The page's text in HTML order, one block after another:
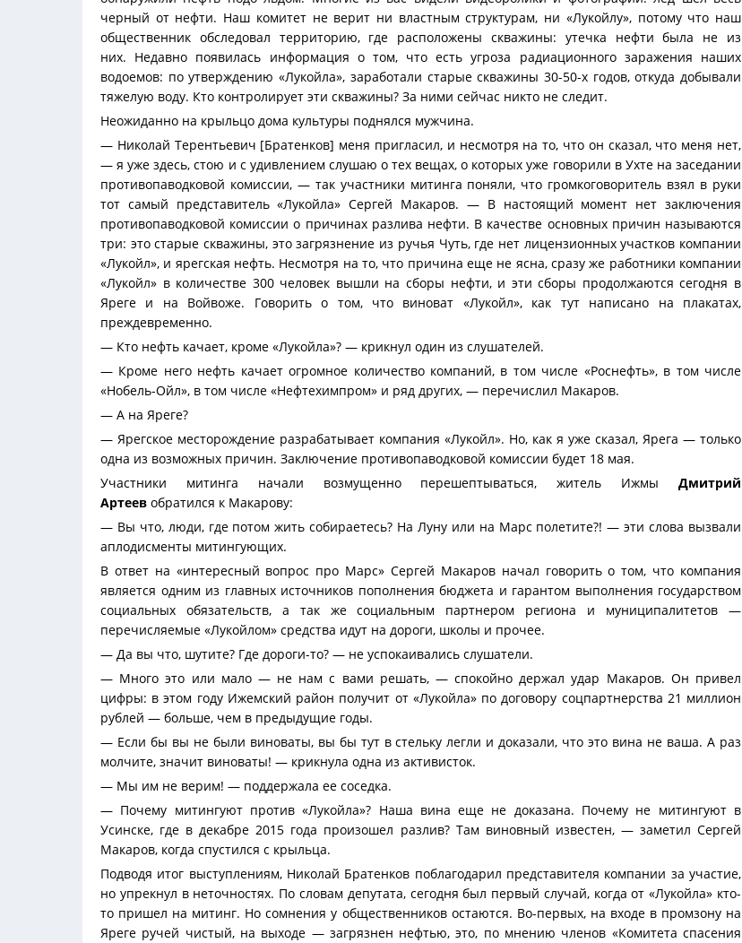
черный от нефти. Наш комитет не верит ни властным структурам, ни «Лукойлу», потому что наш
общественник обследовал территорию, где расположены скважины: утечка нефти была не из
них. Недавно появилась информация о том, что есть угроза радиационного заражения наших
водоемов: по утверждению «Лукойла», заработали старые скважины 30-50-х годов, откуда добывали
тяжелую воду. Кто контролирует эти скважины? За ними сейчас никто не следит.
Неожиданно на крыльцо дома культуры поднялся мужчина.
— Николай Терентьевич [Братенков] меня пригласил, и несмотря на то, что он сказал, что меня нет,
— я уже здесь, стою и с удивлением слушаю о тех вещах, о которых уже говорили в Ухте на заседании
противопаводковой комиссии, — так участники митинга поняли, что громкоговоритель взял в руки
тот самый представитель «Лукойла» Сергей Макаров. — В настоящий момент нет заключения
противопаводковой комиссии о причинах разлива нефти. В качестве основных причин называются
три: это старые скважины, это загрязнение из ручья Чуть, где нет лицензионных участков компании
«Лукойл», и ярегская нефть. Несмотря на то, что причина еще не ясна, сразу же работники компании
«Лукойл» в количестве 300 человек вышли на сборы нефти, и эти сборы продолжаются сегодня в
Яреге и на Войвоже. Говорить о том, что виноват «Лукойл», как тут написано на плакатах,
преждевременно.
— Кто нефть качает, кроме «Лукойла»? — крикнул один из слушателей.
— Кроме него нефть качает огромное количество компаний, в том числе «Роснефть», в том числе
«Нобель-Ойл», в том числе «Нефтехимпром» и ряд других, — перечислил Макаров.
— А на Яреге?
— Ярегское месторождение разрабатывает компания «Лукойл». Но, как я уже сказал, Ярега — только
одна из возможных причин. Заключение противопаводковой комиссии будет 18 мая.
Участники митинга начали возмущенно перешептываться, житель Ижмы Дмитрий
Артеев обратился к Макарову:
— Вы что, люди, где потом жить собираетесь? На Луну или на Марс полетите?! — эти слова вызвали
аплодисменты митингующих.
В ответ на «интересный вопрос про Марс» Сергей Макаров начал говорить о том, что компания
является одним из главных источников пополнения бюджета и гарантом выполнения государством
социальных обязательств, а так же социальным партнером региона и муниципалитетов —
перечисляемые «Лукойлом» средства идут на дороги, школы и прочее.
— Да вы что, шутите? Где дороги-то? — не успокаивались слушатели.
— Много это или мало — не нам с вами решать, — спокойно держал удар Макаров. Он привел
цифры: в этом году Ижемский район получит от «Лукойла» по договору соцпартнерства 21 миллион
рублей — больше, чем в предыдущие годы.
— Если бы вы не были виноваты, вы бы тут в стельку легли и доказали, что это вина не ваша. А раз
молчите, значит виноваты! — крикнула одна из активисток.
— Мы им не верим! — поддержала ее соседка.
— Почему митингуют против «Лукойла»? Наша вина еще не доказана. Почему не митингуют в
Усинске, где в декабре 2015 года произошел разлив? Там виновный известен, — заметил Сергей
Макаров, когда спустился с крыльца.
Подводя итог выступлениям, Николай Братенков поблагодарил представителя компании за участие,
но упрекнул в неточностях. По словам депутата, сегодня был первый случай, когда от «Лукойла» кто-
то пришел на митинг. Но сомнения у общественников остаются. Во-первых, на входе в промзону на
Яреге ручей чистый, на выходе — загрязнен нефтью, это, по мнению членов «Комитета спасения